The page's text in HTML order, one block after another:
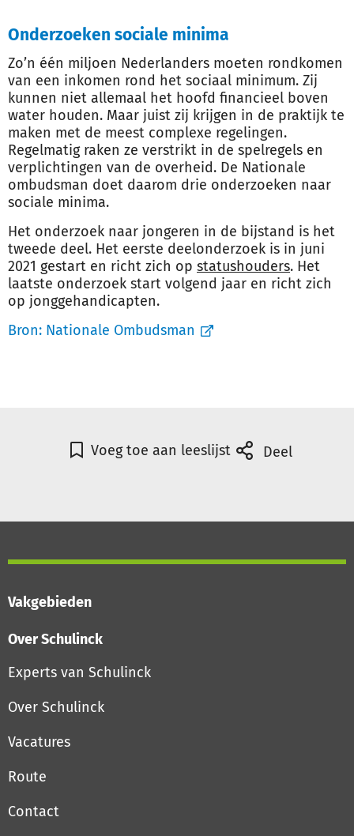
Onderzoeken sociale minima
Zo’n één miljoen Nederlanders moeten rondkomen
van een inkomen rond het sociaal minimum. Zij
kunnen niet allemaal het hoofd financieel boven
water houden. Maar juist zij krijgen in de praktijk te
maken met de meest complexe regelingen.
Regelmatig raken ze verstrikt in de spelregels en
verplichtingen van de overheid. De Nationale
ombudsman doet daarom drie onderzoeken naar
sociale minima.
Het onderzoek naar jongeren in de bijstand is het
tweede deel. Het eerste deelonderzoek is in juni
2021 gestart en richt zich op statushouders. Het
laatste onderzoek start volgend jaar en richt zich
op jonggehandicapten.
Bron: Nationale Ombudsman
Voeg toe aan leeslijst Deel
Vakgebieden
Over Schulinck
Experts van Schulinck
Over Schulinck
Vacatures
Route
Contact